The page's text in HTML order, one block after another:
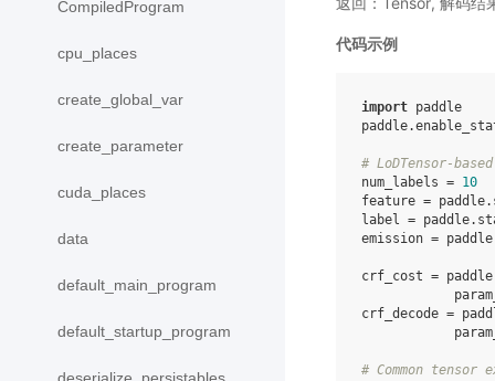
CompiledProgram
cpu_places
create_global_var
create_parameter
cuda_places
data
default_main_program
default_startup_program
代码示例
import paddle
paddle.
# LoDTensor-
num_labels = 10
feature = paddle.
label = paddle.
emission = paddle
crf_cost = paddle
crf_decode =
# Common tensor